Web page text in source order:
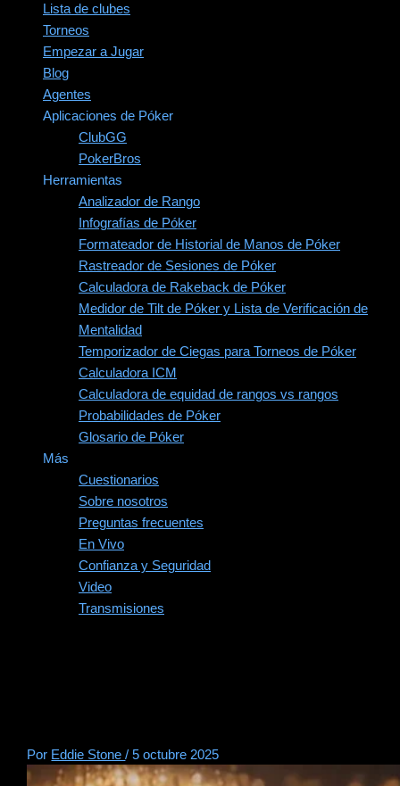
Lista de clubes
Torneos
Empezar a Jugar
Blog
Agentes
Aplicaciones de Póker
ClubGG
PokerBros
Herramientas
Analizador de Rango
Infografías de Póker
Formateador de Historial de Manos de Póker
Rastreador de Sesiones de Póker
Calculadora de Rakeback de Póker
Medidor de Tilt de Póker y Lista de Verificación de
Mentalidad
Temporizador de Ciegas para Torneos de Póker
Calculadora ICM
Calculadora de equidad de rangos vs rangos
Probabilidades de Póker
Glosario de Póker
Más
Cuestionarios
Sobre nosotros
Preguntas frecuentes
En Vivo
Confianza y Seguridad
Video
Transmisiones
Por Eddie Stone/5 octubre 2025